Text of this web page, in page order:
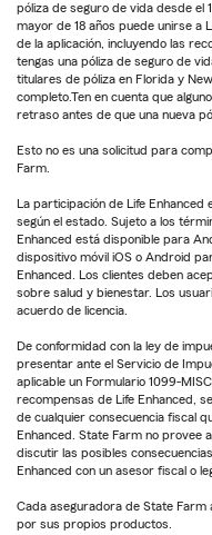
póliza de seguro de vida desde el
mayor de 18 años puede unirse a
de la aplicación, incluyendo las
tengas una póliza de seguro de
titulares de póliza en Florida y
completo.Ten en cuenta que
retraso antes de que una nueva
Esto no es una solicitud para
Farm.
La participación de Life
según el estado. Sujeto a los
Enhanced está disponible para
dispositivo móvil iOS o Android
Enhanced. Los clientes deben
sobre salud y bienestar. Los
acuerdo de licencia.
De conformidad con la ley de
presentar ante el Servicio de
aplicable un Formulario 1099-
recompensas de Life Enhanced,
de cualquier consecuencia fiscal
Enhanced. State Farm no provee
discutir las posibles
Enhanced con un asesor fiscal o
Cada aseguradora de State Farm
por sus propios productos.